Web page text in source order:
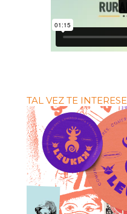
TAL VEZ TE INTERESE